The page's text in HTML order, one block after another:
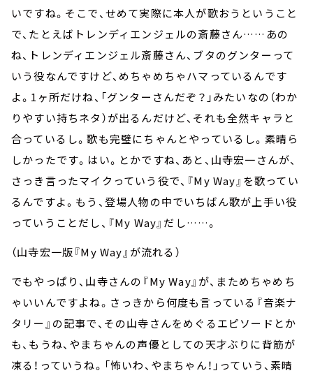
いですね。そこで、せめて実際に本人が歌おうということ
で、たとえばトレンディエンジェルの斎藤さん……あの
ね、トレンディエンジェル斎藤さん、ブタのグンターって
いう役なんですけど、めちゃめちゃハマっているんです
よ。1ヶ所だけね、「グンターさんだぞ？」みたいなの（わか
りやすい持ちネタ）が出るんだけど、それも全然キャラと
合っているし。歌も完璧にちゃんとやっているし。素晴ら
しかったです。はい。とかですね、あと、山寺宏一さんが、
さっき言ったマイクっていう役で、『My Way』を歌ってい
るんですよ。もう、登場人物の中でいちばん歌が上手い役
っていうことだし、『My Way』だし……。
（山寺宏一版『My Way』が流れる）
でもやっぱり、山寺さんの『My Way』が、まためちゃめち
ゃいいんですよね。さっきから何度も言っている『音楽ナ
タリー』の記事で、その山寺さんをめぐるエピソードとか
も、もうね、やまちゃんの声優としての天才ぶりに背筋が
凍る！っていうね。「怖いわ、やまちゃん！」っていう、素晴